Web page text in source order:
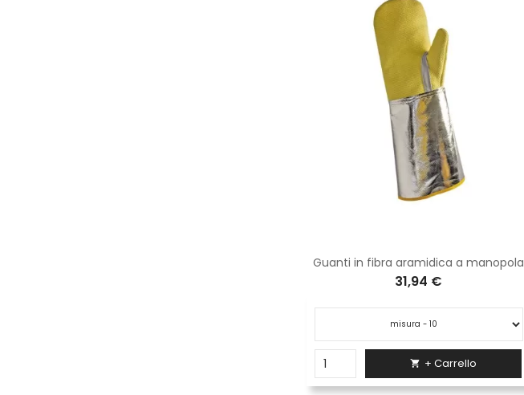
Guanti in fibra aramidica a manopola
31,94 €
 + Carrello